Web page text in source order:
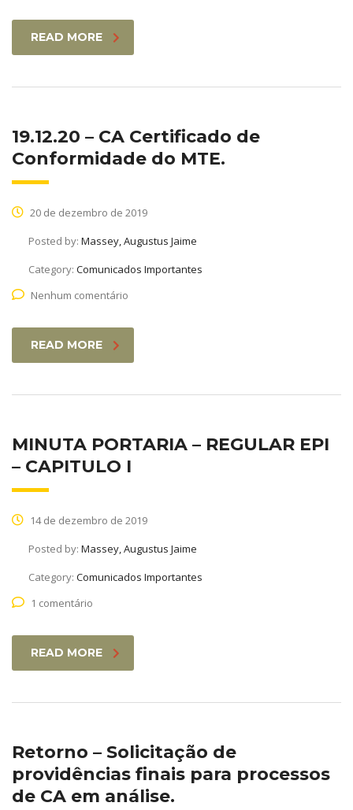
READ MORE
19.12.20 – CA Certificado de
Conformidade do MTE.
20 de dezembro de 2019
Posted by: Massey, Augustus Jaime
Category: Comunicados Importantes
Nenhum comentário
READ MORE
MINUTA PORTARIA – REGULAR EPI
– CAPITULO I
14 de dezembro de 2019
Posted by: Massey, Augustus Jaime
Category: Comunicados Importantes
1 comentário
READ MORE
Retorno – Solicitação de
providências finais para processos
de CA em análise.